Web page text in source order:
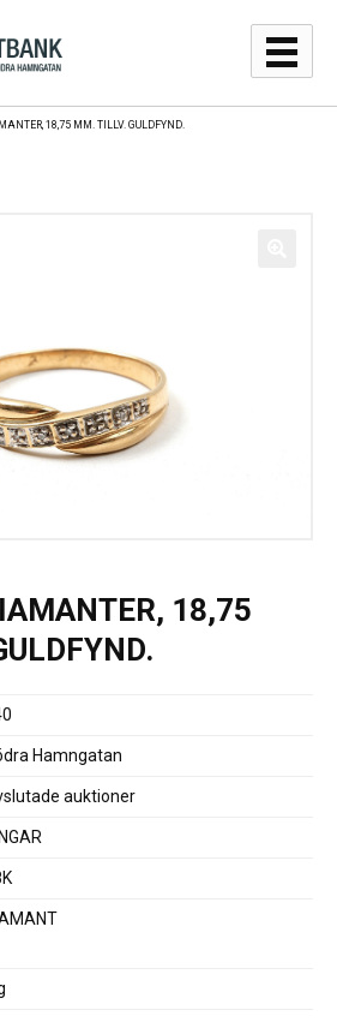
18,75 MM. TILLV. GULDFYND.
18,75
Hamngatan
auktioner